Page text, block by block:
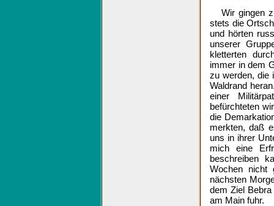
Wir gingen
stets die
und hörten
unserer
kletterten
immer in dem
zu werden, die
Waldrand
einer
befürchteten
die
merkten, daß
uns in ihrer
mich eine
beschreiben
Wochen nicht
nächsten
dem Ziel
am Main fuhr.